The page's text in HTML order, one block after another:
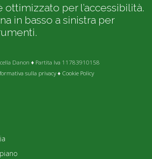
ottimizzato per l’accessibilità.
in basso a sinistra per
Danon ♦ Partita Iva 11783910158
sulla privacy♦ Cookie Policy